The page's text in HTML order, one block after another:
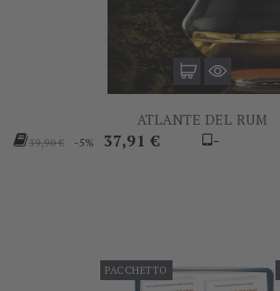
ATLANTE DEL RUM
Prezzo
39,90 € -5% Prezzo
37,91 € -
PACCHETTO